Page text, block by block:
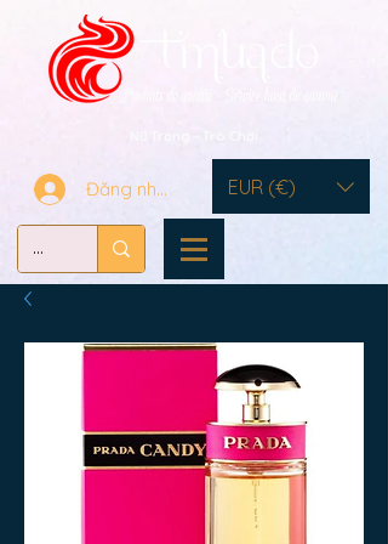
Đăng nhập EUR (€)